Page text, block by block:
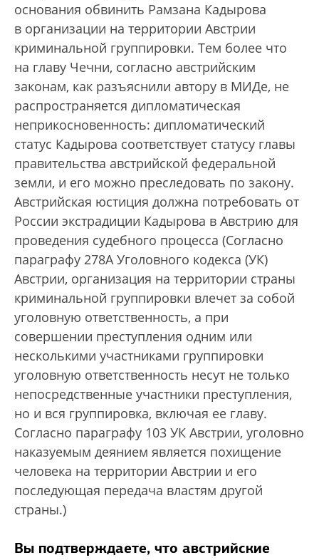
основания обвинить Рамзана Кадырова
в организации на территории Австрии
криминальной группировки. Тем более что
на главу Чечни, согласно австрийским
законам, как разъяснили автору в МИДе, не
распространяется дипломатическая
неприкосновенность: дипломатический
статус Кадырова соответствует статусу главы
правительства австрийской федеральной
земли, и его можно преследовать по закону.
Австрийская юстиция должна потребовать от
России экстрадиции Кадырова в Австрию для
проведения судебного процесса (Согласно
параграфу 278А Уголовного кодекса (УК)
Австрии, организация на территории страны
криминальной группировки влечет за собой
уголовную ответственность, а при
совершении преступления одним или
несколькими участниками группировки
уголовную ответственность несут не только
непосредственные участники преступления,
но и вся группировка, включая ее главу.
Согласно параграфу 103 УК Австрии, уголовно
наказуемым деянием является похищение
человека на территории Австрии и его
последующая передача властям другой
страны.)
Вы подтверждаете, что австрийские